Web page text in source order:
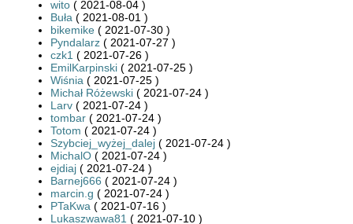
wito ( 2021-08-04 )
Buła ( 2021-08-01 )
bikemike ( 2021-07-30 )
Pyndalarz ( 2021-07-27 )
czk1 ( 2021-07-26 )
EmilKarpinski ( 2021-07-25 )
Wiśnia ( 2021-07-25 )
Michał Różewski ( 2021-07-24 )
Larv ( 2021-07-24 )
tombar ( 2021-07-24 )
Totom ( 2021-07-24 )
Szybciej_wyżej_dalej ( 2021-07-24 )
MichalO ( 2021-07-24 )
ejdiaj ( 2021-07-24 )
Barnej666 ( 2021-07-24 )
marcin.g ( 2021-07-24 )
PTaKwa ( 2021-07-16 )
Lukaszwawa81 ( 2021-07-10 )